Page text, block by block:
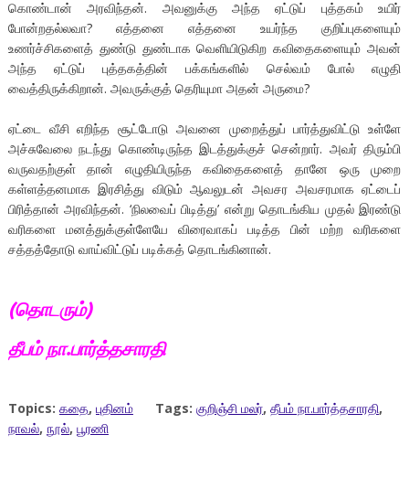
கொண்டான் அரவிந்தன். அவனுக்கு அந்த ஏட்டுப் புத்தகம் உயிர்
போன்றதல்லவா? எத்தனை எத்தனை உயர்ந்த குறிப்புகளையும்
உணர்ச்சிகளைத் துண்டு துண்டாக வெளியிடுகிற கவிதைகளையும் அவன்
அந்த ஏட்டுப் புத்தகத்தின் பக்கங்களில் செல்வம் போல் எழுதி
வைத்திருக்கிறான். அவருக்குத் தெரியுமா அதன் அருமை?
ஏட்டை வீசி எறிந்த சூட்டோடு அவனை முறைத்துப் பார்த்துவிட்டு உள்ளே
அச்சுவேலை நடந்து கொண்டிருந்த இடத்துக்குச் சென்றார். அவர் திரும்பி
வருவதற்குள் தான் எழுதியிருந்த கவிதைகளைத் தானே ஒரு முறை
கள்ளத்தனமாக இரசித்து விடும் ஆவலுடன் அவசர அவசரமாக ஏட்டைப்
பிரித்தான் அரவிந்தன். ‘நிலவைப் பிடித்து’ என்று தொடங்கிய முதல் இரண்டு
வரிகளை மனத்துக்குள்ளேயே விரைவாகப் படித்த பின் மற்ற வரிகளை
சத்தத்தோடு வாய்விட்டுப் படிக்கத் தொடங்கினான்.
(தொடரும்)
தீபம் நா.பார்த்தசாரதி
Topics: கதை, புதினம் Tags: குறிஞ்சி மலர், தீபம் நா.பார்த்தசாரதி,
நாவல், நூல், பூரணி